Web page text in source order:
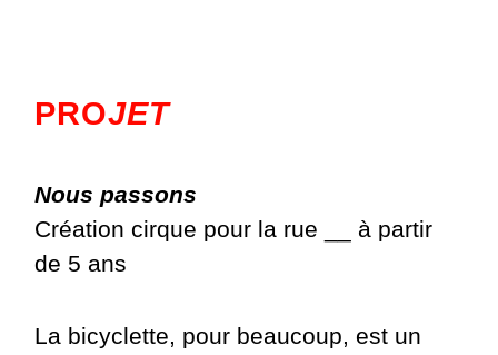
PROJET
Nous passons
Création cirque pour la rue __ à partir
de 5 ans
La bicyclette, pour beaucoup, est un